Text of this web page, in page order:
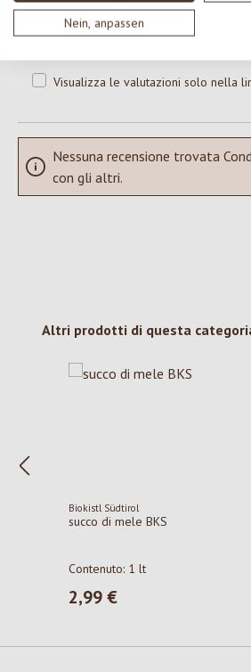
Nein, anpassen
SCRIVERE UNA RECENSIONE
Visualizza le valutazioni solo nella
Nessuna recensione trovata
con gli altri.
Salta la galleria dei prodotti
Altri prodotti di questa
Biokistl Südtirol
succo di mele BKS
Contenuto: 1 lt
Prezzo normale:
2,99 €